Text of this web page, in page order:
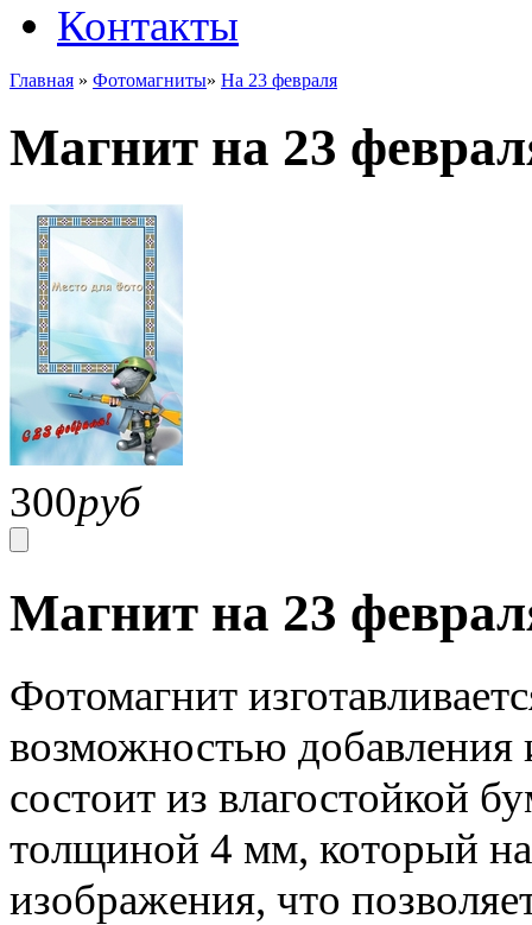
Контакты
Главная » Фотомагниты» На 23 февраля
Магнит на 23
300руб
Магнит на 23
Фотомагнит
возможностью
состоит из влагостойкой
толщиной 4 мм, который
изображения, что